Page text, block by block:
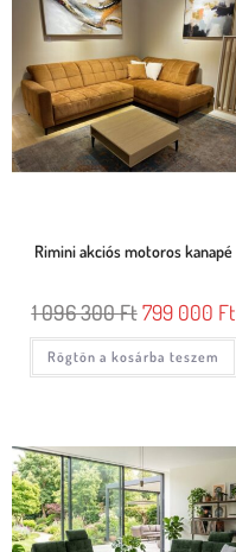
Rimini akciós motoros kanapé
1 096 300Ft 799 000 Ft
Rögtön a kosárba teszem